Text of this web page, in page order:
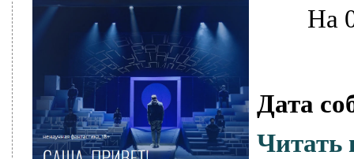
На
Дата
Читать